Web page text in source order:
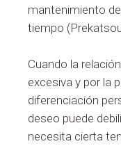
mantenimiento
tiempo
Cuando la
excesiva y por la
diferenciación
deseo puede
necesita cierta